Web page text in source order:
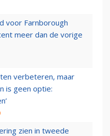
voor Farnborough
meer dan de vorige
verbeteren, maar
is geen optie:
zien in tweede